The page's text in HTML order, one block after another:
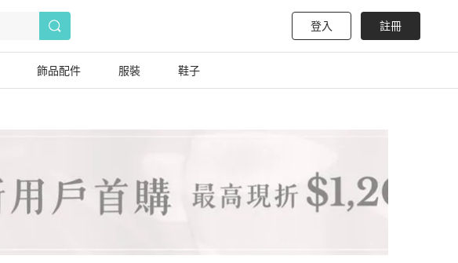
登入 註冊
飾品配件 服裝 鞋子